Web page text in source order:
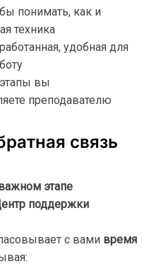
понимать, как и
техника
удобная для
этапы вы
преподавателю
связь
этапе
поддержки
с вами время